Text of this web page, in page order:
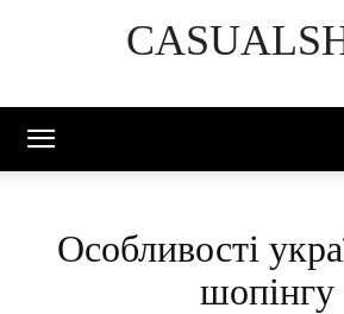
Особливості
шопінгу